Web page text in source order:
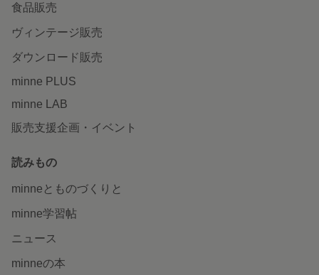
食品販売
ヴィンテージ販売
ダウンロード販売
minne PLUS
minne LAB
販売支援企画・イベント
読みもの
minneとものづくりと
minne学習帖
ニュース
minneの本